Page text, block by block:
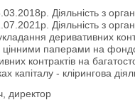
Діяльність з
Діяльність з
укладання деривативних
цінними паперами на
контрактів на
капіталу - клірингова
директор